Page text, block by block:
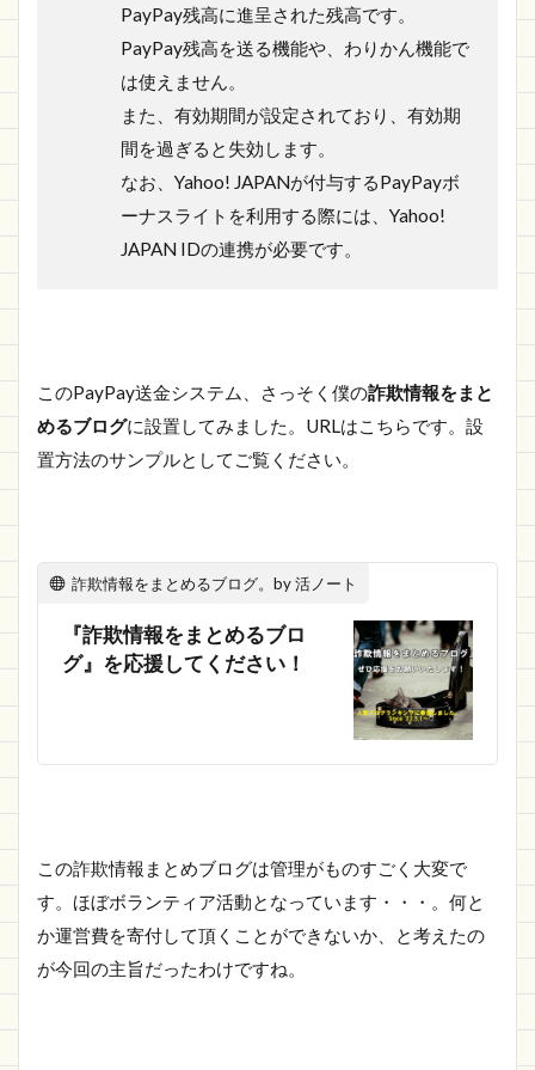
PayPay残高に進呈された残高です。
PayPay残高を送る機能や、わりかん機能で
は使えません。
また、有効期間が設定されており、有効期
間を過ぎると失効します。
なお、Yahoo! JAPANが付与するPayPayボ
ーナスライトを利用する際には、Yahoo!
JAPAN IDの連携が必要です。
このPayPay送金システム、さっそく僕の詐欺情報をまと
めるブログに設置してみました。URLはこちらです。設
置方法のサンプルとしてご覧ください。
詐欺情報をまとめるブログ。by 活ノート
『詐欺情報をまとめるブロ
グ』を応援してください！
この詐欺情報まとめブログは管理がものすごく大変で
す。ほぼボランティア活動となっています・・・。何と
か運営費を寄付して頂くことができないか、と考えたの
が今回の主旨だったわけですね。